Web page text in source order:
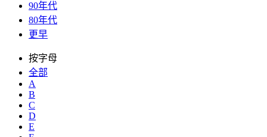
90年代
80年代
更早
按字母
全部
A
B
C
D
E